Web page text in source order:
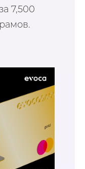
7,500